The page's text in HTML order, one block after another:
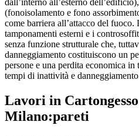
dall’interno all’esterno
(fonoisolamento e fono
come barriera all’attacco del
tamponamenti esterni e i
senza funzione strutturale che,
danneggiamento costituiscono un
persone e una perdita economica
tempi di inattività e
Lavori in
Milano:pareti